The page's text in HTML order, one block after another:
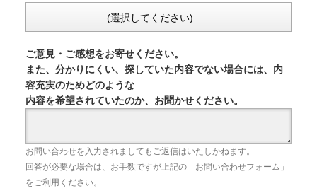
(選択してください)
ご意見・ご感想をお寄せください。
また、分かりにくい、探していた内容でない場合には、内
容充実のためどのような
内容を希望されていたのか、お聞かせください。
お問い合わせを入力されましてもご返信はいたしかねます。
回答が必要な場合は、お手数ですが上記の「お問い合わせフォーム」
をご利用ください。